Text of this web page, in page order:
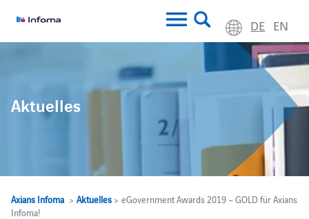
DE EN
Aktuelles
Axians Infoma> Aktuelles> eGovernment Awards 2019 – GOLD für Axians
Infoma!